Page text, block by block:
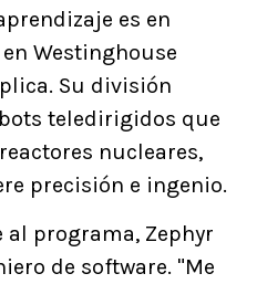
es en
Westinghouse
Su división
teledirigidos que
nucleares,
precisión e ingenio.
al programa, Zephyr
de software. "Me